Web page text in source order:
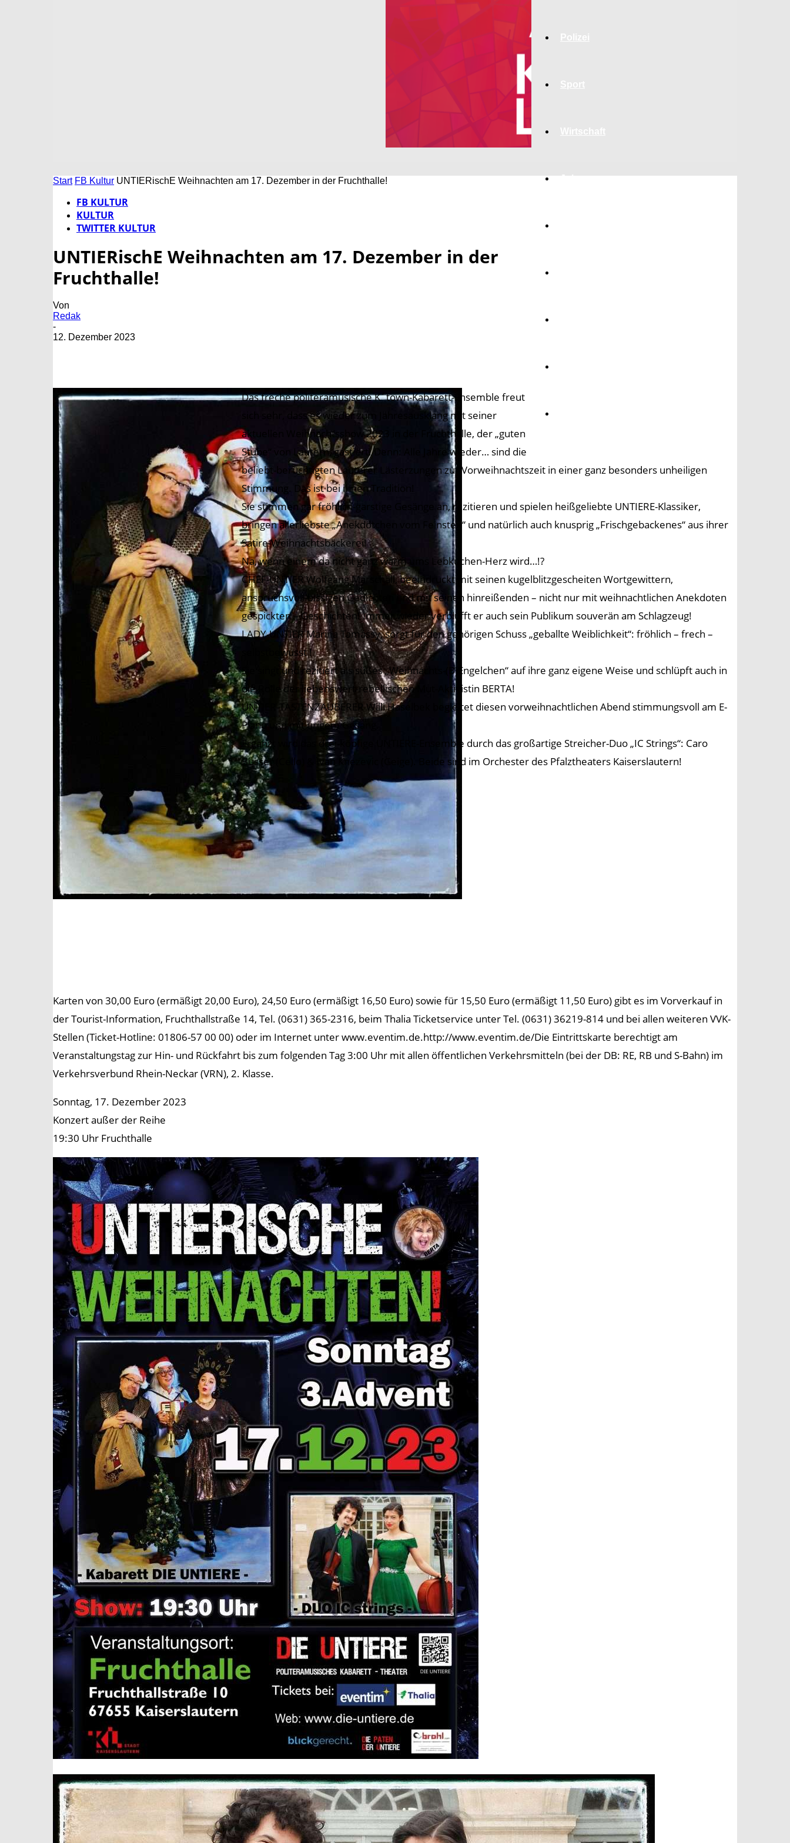
Jobs
Start FB Kultur UNTIERischE Weihnachten am 17. Dezember in der Fruchthalle!
FB KULTUR
KULTUR
TWITTER KULTUR
UNTIERischE Weihnachten am 17. Dezember in der
Fruchthalle!
Von
Redak
-
12. Dezember 2023
Das freche politeramusische K´town-Kabarett-Ensemble freut
sich sehr, dass es wieder zum Jahresausklang mit seiner
aktuellen Weihnachtsshow 2023 in der Fruchthalle, der „guten
Stube“ von Lautern, gastiert! Denn: Alle Jahre wieder… sind die
beliebt-berüchtigten Lauterer Lästerzungen zur Vorweihnachtszeit in einer ganz besonders unheiligen
Stimmung. Das ist bei ihnen Tradition!
Sie stimmen gar fröhlich-garstige Gesänge an, rezitieren und spielen heißgeliebte UNTIERE-Klassiker,
bringen allerliebste „Anekdötchen vom Feinsten“ und natürlich auch knusprig „Frischgebackenes“ aus ihrer
Satire-Weihnachtsbäckerei!
Na, wenn einem da nicht ganz warm ums Lebkuchen-Herz wird…!?
CHEF-UNTIER Wolfgang Marschall, beeindruckt mit seinen kugelblitzgescheiten Wortgewittern,
anspruchsvoll-bissigen Gedichten und mit seinen hinreißenden – nicht nur mit weihnachtlichen Anekdoten
gespickten – Geschichten! Immer wieder verblüfft er auch sein Publikum souverän am Schlagzeug!
LADY-UNTIER Marina Tamássy, sorgt für den gehörigen Schuss „geballte Weiblichkeit“: fröhlich – frech –
selbstbewusst !
Sie singt und rezitiert als süßes „Weihnachts-(B)Engelchen“ auf ihre ganz eigene Weise und schlüpft auch in
die Rolle der liebenswert-rebellischen Mut-Aktivistin BERTA!
UNTIER-TASTENZAUBERER Willi Haselbek begleitet diesen vorweihnachtlichen Abend stimmungsvoll am E-
Piano und mit urigem Gesang.
Ergänzt wird das drei-köpfige UNTIERE-Ensemble durch das großartige Streicher-Duo „IC Strings“: Caro
Busser (Cello) & Ivan Knezevic (Geige). Beide sind im Orchester des Pfalztheaters Kaiserslautern!
Karten von 30,00 Euro (ermäßigt 20,00 Euro), 24,50 Euro (ermäßigt 16,50 Euro) sowie für 15,50 Euro (ermäßigt 11,50 Euro) gibt es im Vorverkauf in
der Tourist-Information, Fruchthallstraße 14, Tel. (0631) 365-2316, beim Thalia Ticketservice unter Tel. (0631) 36219-814 und bei allen weiteren VVK-
Stellen (Ticket-Hotline: 01806-57 00 00) oder im Internet unter www.eventim.de.http://www.eventim.de/Die Eintrittskarte berechtigt am
Veranstaltungstag zur Hin- und Rückfahrt bis zum folgenden Tag 3:00 Uhr mit allen öffentlichen Verkehrsmitteln (bei der DB: RE, RB und S-Bahn) im
Verkehrsverbund Rhein-Neckar (VRN), 2. Klasse.
Sonntag, 17. Dezember 2023
Konzert außer der Reihe
19:30 Uhr Fruchthalle